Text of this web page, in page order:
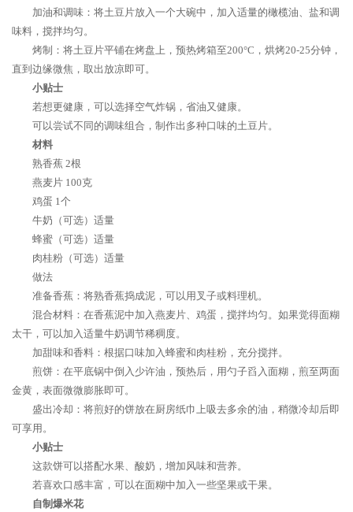
加油和调味：将土豆片放入一个大碗中，加入适量的橄榄油、盐和调
味料，搅拌均匀。
烤制：将土豆片平铺在烤盘上，预热烤箱至200°C，烘烤20-25分钟，
直到边缘微焦，取出放凉即可。
小贴士
若想更健康，可以选择空气炸锅，省油又健康。
可以尝试不同的调味组合，制作出多种口味的土豆片。
材料
熟香蕉 2根
燕麦片 100克
鸡蛋 1个
牛奶（可选）适量
蜂蜜（可选）适量
肉桂粉（可选）适量
做法
准备香蕉：将熟香蕉捣成泥，可以用叉子或料理机。
混合材料：在香蕉泥中加入燕麦片、鸡蛋，搅拌均匀。如果觉得面糊
太干，可以加入适量牛奶调节稀稠度。
加甜味和香料：根据口味加入蜂蜜和肉桂粉，充分搅拌。
煎饼：在平底锅中倒入少许油，预热后，用勺子舀入面糊，煎至两面
金黄，表面微微膨胀即可。
盛出冷却：将煎好的饼放在厨房纸巾上吸去多余的油，稍微冷却后即
可享用。
小贴士
这款饼可以搭配水果、酸奶，增加风味和营养。
若喜欢口感丰富，可以在面糊中加入一些坚果或干果。
自制爆米花